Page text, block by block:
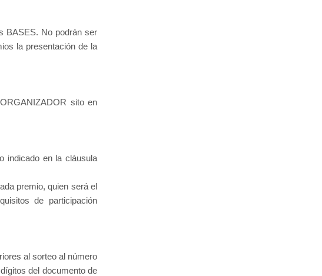
BASES. No podrán ser
la presentación de la
sito en
indicado en la cláusula
premio, quien será el
de participación
al sorteo al número
del documento de